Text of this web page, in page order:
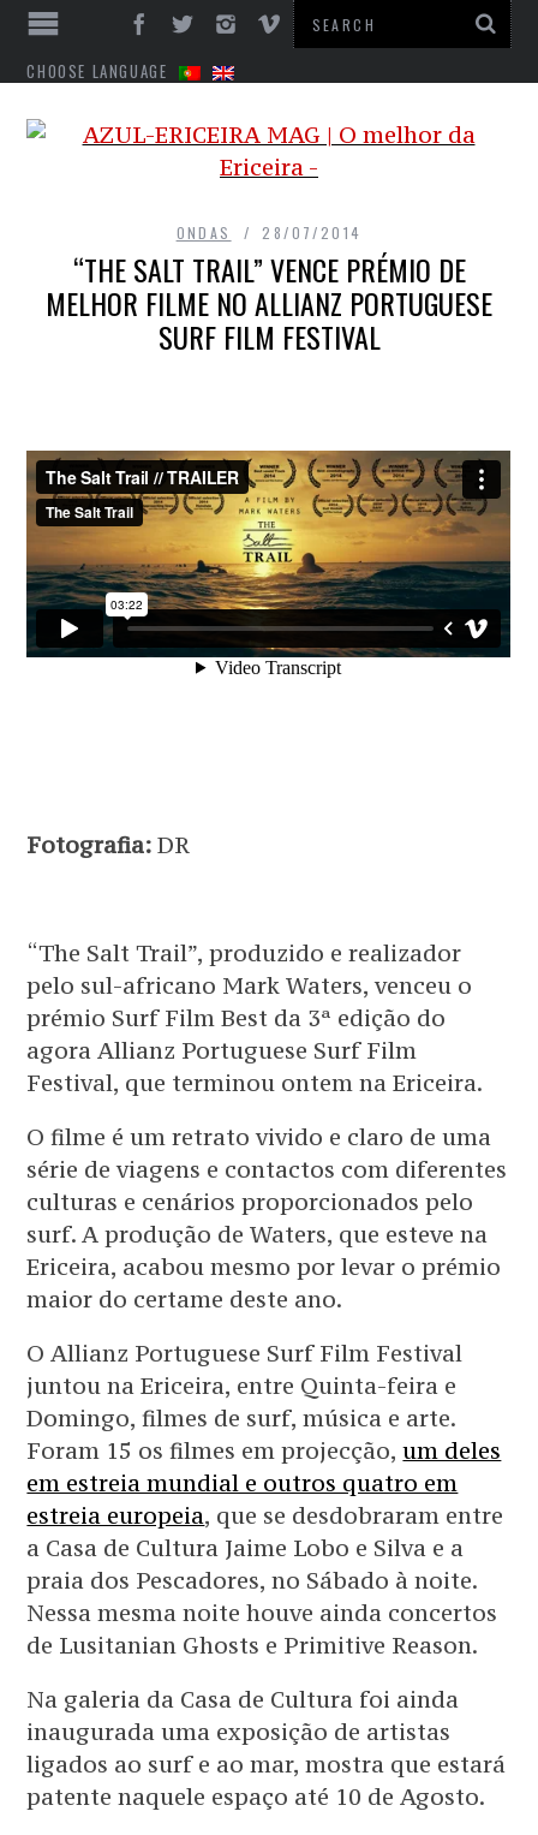
CHOOSE LANGUAGE
ONDAS 28/07/2014
“THE SALT TRAIL” VENCE PRÉMIO DE
MELHOR FILME NO ALLIANZ PORTUGUESE
SURF FILM FESTIVAL
Fotografia: DR
“The Salt Trail”, produzido e realizador
pelo sul-africano Mark Waters, venceu o
prémio Surf Film Best da 3ª edição do
agora Allianz Portuguese Surf Film
Festival, que terminou ontem na Ericeira.
O filme é um retrato vivido e claro de uma
série de viagens e contactos com diferentes
culturas e cenários proporcionados pelo
surf. A produção de Waters, que esteve na
Ericeira, acabou mesmo por levar o prémio
maior do certame deste ano.
O Allianz Portuguese Surf Film Festival
juntou na Ericeira, entre Quinta-feira e
Domingo, filmes de surf, música e arte.
Foram 15 os filmes em projecção,um deles
em estreia mundial e outros quatro em
estreia europeia, que se desdobraram entre
a Casa de Cultura Jaime Lobo e Silva e a
praia dos Pescadores, no Sábado à noite.
Nessa mesma noite houve ainda concertos
de Lusitanian Ghosts e Primitive Reason.
Na galeria da Casa de Cultura foi ainda
inaugurada uma exposição de artistas
ligados ao surf e ao mar, mostra que estará
patente naquele espaço até 10 de Agosto.